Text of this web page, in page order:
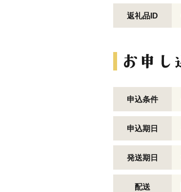
返礼品ID
申込条件
申込期日
発送期日
配送